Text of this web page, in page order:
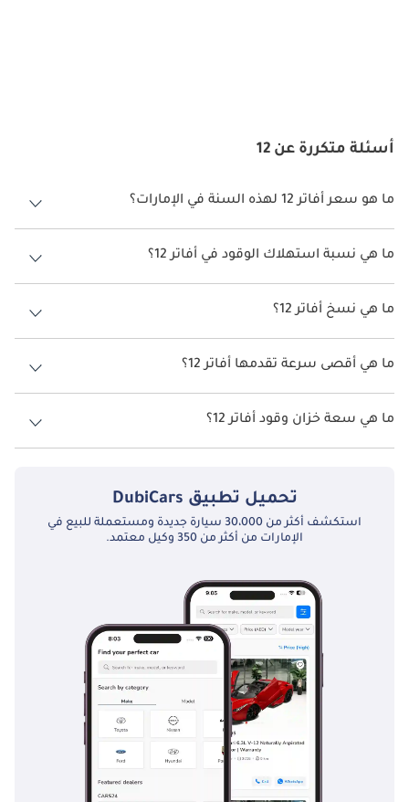
أسئلة متكررة عن 12
ما هو سعر أفاتر 12 لهذه السنة في الإمارات؟
أفاتر 12 لهذه السنة في الإمارات هو TBD.
ما هي نسبة استهلاك الوقود في أفاتر 12؟
اقترحت الشركة المصنعة أن تكون نسبة توفير استهلاك الوقود لسيارة أفاتر
12 هو 650 كم - 700 كم.
ما هي نسخ أفاتر 12؟
نسخ أفاتر 12 هي لاكساري RWD، بارفورمنس AWD و GT AWD.
ما هي أقصى سرعة تقدمها أفاتر 12؟
السرعة القصوى أفاتر 12 هي 215 كم/الساعة - 220 كم/الساعة.
ما هي سعة خزان وقود أفاتر 12؟
تبلغ سعة خزان الوقود في أفاتر 12 TBD.
تحميل تطبيق DubiCars
استكشف أكثر من 30،000 سيارة جديدة ومستعملة للبيع في
الإمارات من أكثر من 350 وكيل معتمد.